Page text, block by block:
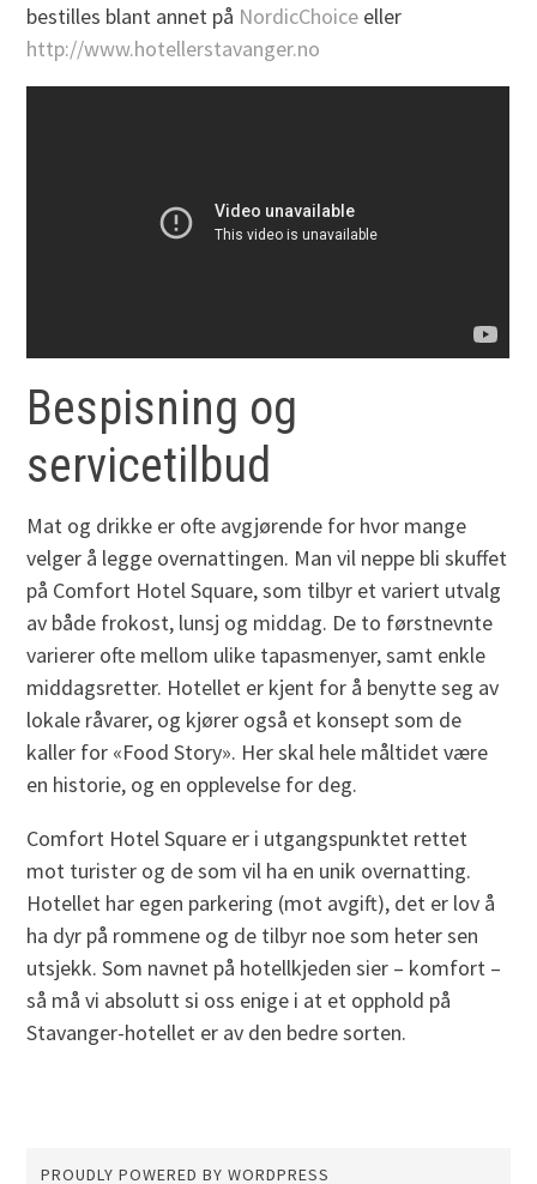
bestilles blant annet på NordicChoice eller
http://www.hotellerstavanger.no
Bespisning og
servicetilbud
Mat og drikke er ofte avgjørende for hvor mange
velger å legge overnattingen. Man vil neppe bli skuffet
på Comfort Hotel Square, som tilbyr et variert utvalg
av både frokost, lunsj og middag. De to førstnevnte
varierer ofte mellom ulike tapasmenyer, samt enkle
middagsretter. Hotellet er kjent for å benytte seg av
lokale råvarer, og kjører også et konsept som de
kaller for «Food Story». Her skal hele måltidet være
en historie, og en opplevelse for deg.
Comfort Hotel Square er i utgangspunktet rettet
mot turister og de som vil ha en unik overnatting.
Hotellet har egen parkering (mot avgift), det er lov å
ha dyr på rommene og de tilbyr noe som heter sen
utsjekk. Som navnet på hotellkjeden sier – komfort –
så må vi absolutt si oss enige i at et opphold på
Stavanger-hotellet er av den bedre sorten.
PROUDLY POWERED BY WORDPRESS